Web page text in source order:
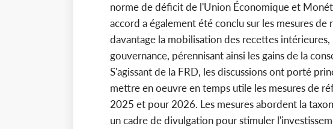
norme de déficit de l'Union Économique et
accord a également été conclu sur les mesures
davantage la mobilisation des recettes
gouvernance, pérennisant ainsi les gains de la
S'agissant de la FRD, les discussions ont porté
mettre en oeuvre en temps utile les mesures de
2025 et pour 2026. Les mesures abordent la
un cadre de divulgation pour stimuler